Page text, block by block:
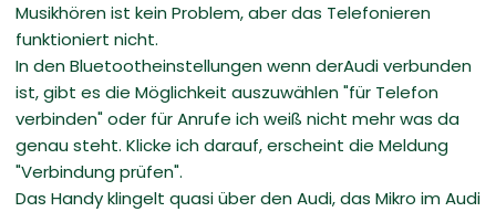
Musikhören ist kein Problem, aber das Telefonieren
funktioniert nicht.
In den Bluetootheinstellungen wenn derAudi verbunden
ist, gibt es die Möglichkeit auszuwählen "für Telefon
verbinden" oder für Anrufe ich weiß nicht mehr was da
genau steht. Klicke ich darauf, erscheint die Meldung
"Verbindung prüfen".
Das Handy klingelt quasi über den Audi, das Mikro im Audi